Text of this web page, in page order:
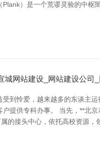
Plank）是一个荒谬灵验的中枢
城网站建设_网站建设公司
受到怜爱，越来越多的东谈主
提供专科办事。 当先，**北
的接头中心，依托高校资源